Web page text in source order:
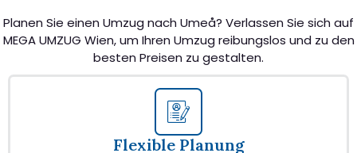
Planen Sie einen Umzug nach Umeå? Verlassen Sie sich auf
MEGA UMZUG Wien, um Ihren Umzug reibungslos und zu den
besten Preisen zu gestalten.
Flexible Planung